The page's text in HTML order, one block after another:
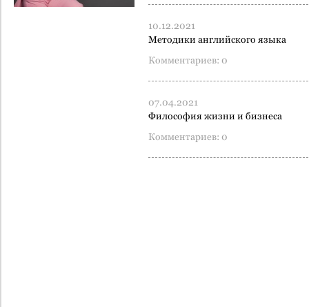
10.12.2021
Методики английского языка
Комментариев: 0
07.04.2021
Философия жизни и бизнеса
Комментариев: 0